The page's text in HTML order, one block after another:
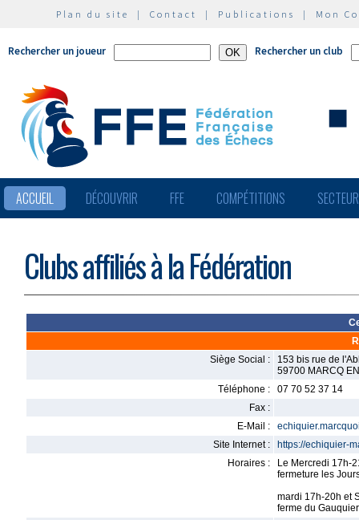
Plan du site | Contact | Publications | Mon
Rechercher un joueur Rechercher un club
ACCUEIL DÉCOUVRIR FFE COMPÉTITIONS
Clubs affiliés à la Fédération
Siège Social :
153 bis rue de
59700 MARCQ
Téléphone :
07 70 52 37 14
Fax :
E-Mail :
Site Internet :
https://echiquier-
Horaires :
Le Mercredi 17h-
fermeture les
mardi 17h-20h et
ferme du